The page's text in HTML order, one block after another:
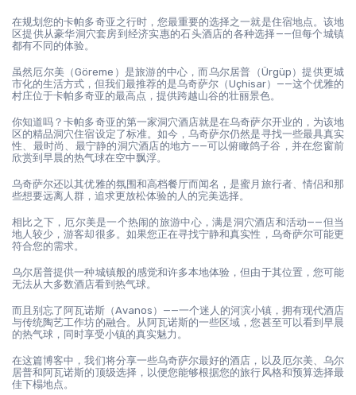
在规划您的卡帕多奇亚之行时，您最重要的选择之一就是住宿地点。该地
区提供从豪华洞穴套房到经济实惠的石头酒店的各种选择——但每个城镇
都有不同的体验。
虽然厄尔美（Göreme）是旅游的中心，而乌尔居普（Ürgüp）提供更城
市化的生活方式，但我们最推荐的是乌奇萨尔（Uçhisar）——这个优雅的
村庄位于卡帕多奇亚的最高点，提供跨越山谷的壮丽景色。
你知道吗？卡帕多奇亚的第一家洞穴酒店就是在乌奇萨尔开业的，为该地
区的精品洞穴住宿设定了标准。如今，乌奇萨尔仍然是寻找一些最具真实
性、最时尚、最宁静的洞穴酒店的地方——可以俯瞰鸽子谷，并在您窗前
欣赏到早晨的热气球在空中飘浮。
乌奇萨尔还以其优雅的氛围和高档餐厅而闻名，是蜜月旅行者、情侣和那
些想要远离人群，追求更放松体验的人的完美选择。
相比之下，厄尔美是一个热闹的旅游中心，满是洞穴酒店和活动——但当
地人较少，游客却很多。如果您正在寻找宁静和真实性，乌奇萨尔可能更
符合您的需求。
乌尔居普提供一种城镇般的感觉和许多本地体验，但由于其位置，您可能
无法从大多数酒店看到热气球。
而且别忘了阿瓦诺斯（Avanos）——一个迷人的河滨小镇，拥有现代酒店
与传统陶艺工作坊的融合。从阿瓦诺斯的一些区域，您甚至可以看到早晨
的热气球，同时享受小镇的真实魅力。
在这篇博客中，我们将分享一些乌奇萨尔最好的酒店，以及厄尔美、乌尔
居普和阿瓦诺斯的顶级选择，以便您能够根据您的旅行风格和预算选择最
佳下榻地点。